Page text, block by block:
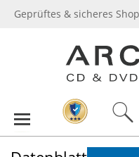
Geprüftes & sicheres